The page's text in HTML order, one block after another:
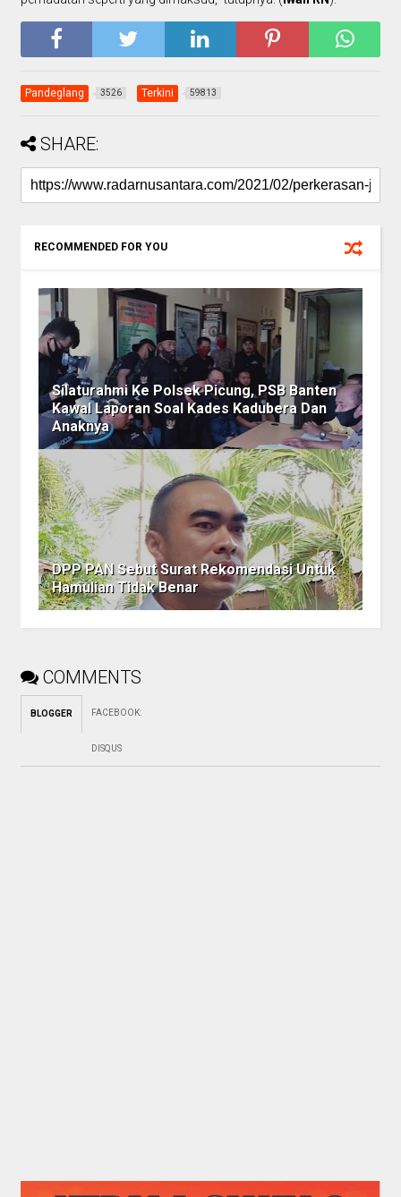
Pandeglang 3526 Terkini 59813
SHARE:
RECOMMENDED FOR YOU
Silaturahmi Ke Polsek Picung, PSB Banten
Kawal Laporan Soal Kades Kadubera Dan
Anaknya
DPP PAN Sebut Surat Rekomendasi Untuk
Hamulian Tidak Benar
COMMENTS
BLOGGER FACEBOOK:
DISQUS